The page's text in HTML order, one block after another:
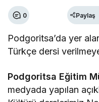
0 Paylaş
Podgoritsa’da yer
Türkçe dersi
Podgoritsa Eğitim
medyada yapılan